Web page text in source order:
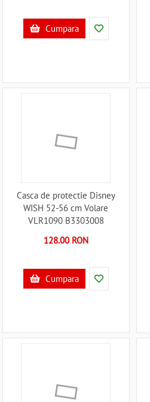
Cumpara
Casca de protectie Disney
WISH 52-56 cm Volare
VLR1090 B3303008
128.00 RON
Cumpara